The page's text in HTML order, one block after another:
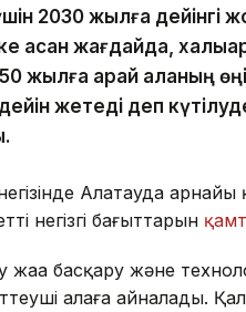
2030 жылға дейінгі
асқан жағдайда,
жылға қарай қаланың
жетеді деп
Алатауда
негізгі бағыттарын
басқару және
алаңға айналады.